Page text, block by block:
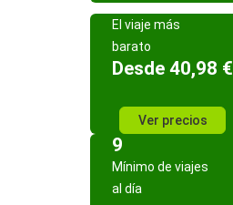
El viaje más
barato
Desde 40,98 €
Ver precios
9
Mínimo de viajes
al día